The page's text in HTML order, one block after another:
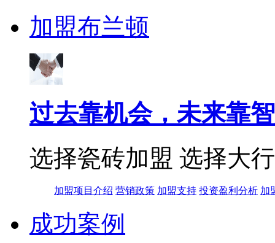
加盟布兰顿
过去靠机会，未来靠
选择瓷砖加盟 选择大
加盟项目介绍 营销政策 加盟支持 投资盈利分析 加
成功案例